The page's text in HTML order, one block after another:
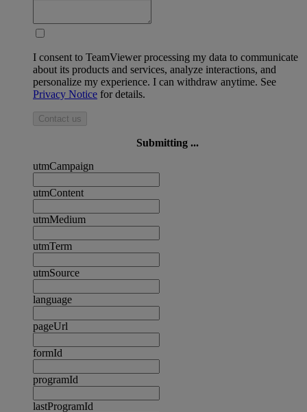
I consent to TeamViewer processing my data to communicate
about its products and services, analyze interactions, and
personalize my experience. I can withdraw anytime. See
Privacy Notice for details.
Contact us
Submitting ...
utmCampaign
utmContent
utmMedium
utmTerm
utmSource
language
pageUrl
formId
programId
lastProgramId